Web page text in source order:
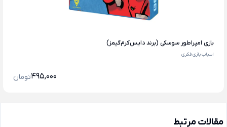
بازی امپراطور سوسکی (برند دایس‌کرم‌گیمز)
اسباب بازی فکری
495,000تومان
مقالات مرتبط